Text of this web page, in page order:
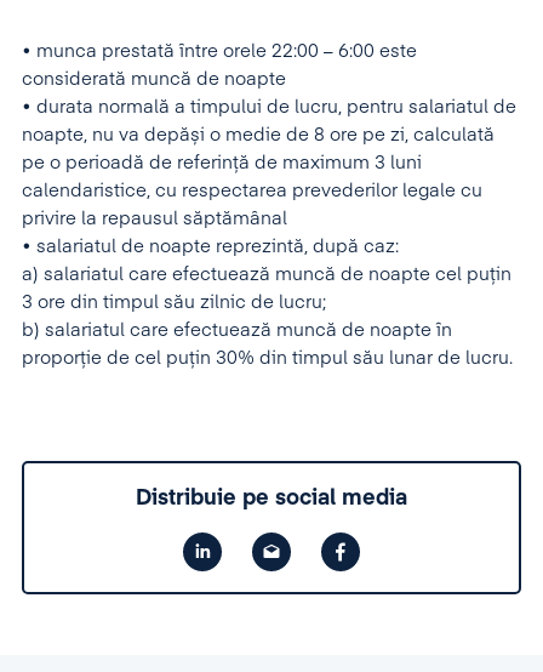
• munca prestată între orele 22:00 – 6:00 este
considerată muncă de noapte
• durata normală a timpului de lucru, pentru salariatul de
noapte, nu va depăși o medie de 8 ore pe zi, calculată
pe o perioadă de referință de maximum 3 luni
calendaristice, cu respectarea prevederilor legale cu
privire la repausul săptămânal
• salariatul de noapte reprezintă, după caz:
a) salariatul care efectuează muncă de noapte cel puțin
3 ore din timpul său zilnic de lucru;
b) salariatul care efectuează muncă de noapte în
proporție de cel puțin 30% din timpul său lunar de lucru.
Distribuie pe social media